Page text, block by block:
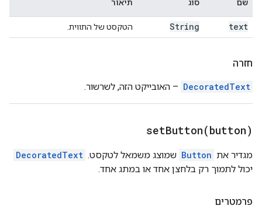
שם סוג תיאור
text
String הטקסט של התווית.
חזרה
DecoratedText – האובייקט הזה, לשרשור.
setButton(button)
מגדיר את Button שמוצג משמאל לטקסט. DecoratedText
יכול לתמוך רק בלחצן אחד או במתג אחד.
פרמטרים